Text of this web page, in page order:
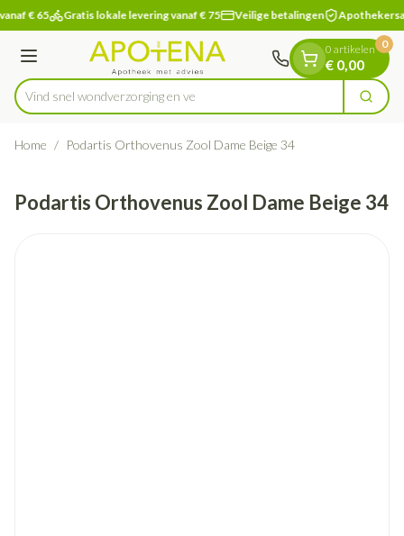
Ga naar de inhoud
1 van 1
€ 65 Gratis lokale levering vanaf € 75 Veilige betalingen
Menu
Product, merk, categorie...
Vind snel wondverzorgi Zoek
0 artikelen
€ 0,00
0
Home / Podartis Orthovenus Zool Dame Beige 34
Podartis Orthovenus Zool Dame Beige 34